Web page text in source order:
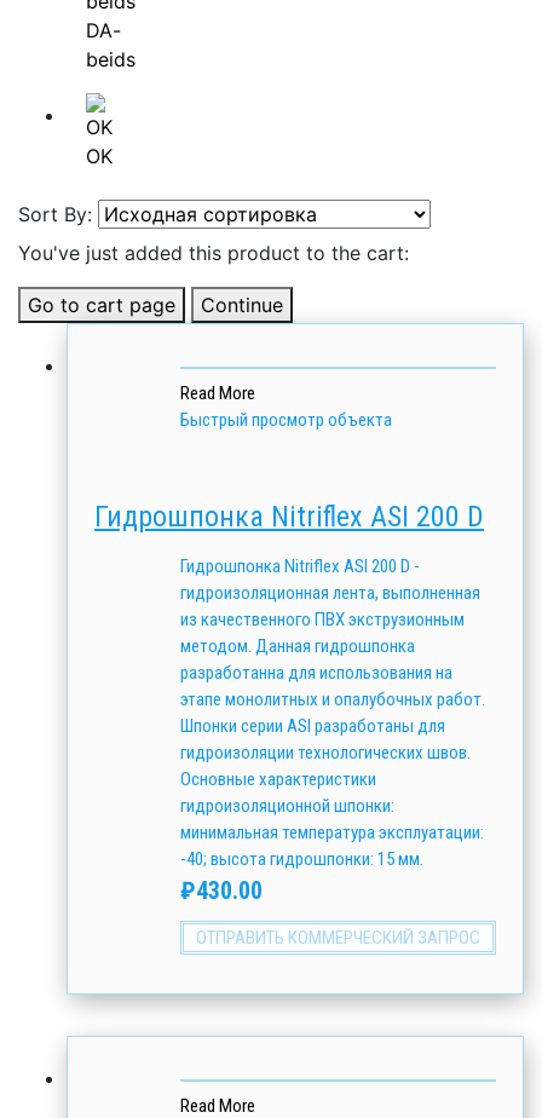
DA-
beids
OK
Sort By:
You've just added this product to the cart:
Go to cart page Continue
Read More
Быстрый просмотр объекта
Гидрошпонка Nitriflex АSI 200 D
Гидрошпонка Nitriflex АSI 200 D -
гидроизоляционная лента, выполненная
из качественного ПВХ экструзионным
методом. Данная гидрошпонка
разработанна для использования на
этапе монолитных и опалубочных работ.
Шпонки серии ASI разработаны для
гидроизоляции технологических швов.
Основные характеристики
гидроизоляционной шпонки:
минимальная температура эксплуатации:
-40; высота гидрошпонки: 15 мм.
₽430.00
ОТПРАВИТЬ КОММЕРЧЕСКИЙ ЗАПРОС
Read More